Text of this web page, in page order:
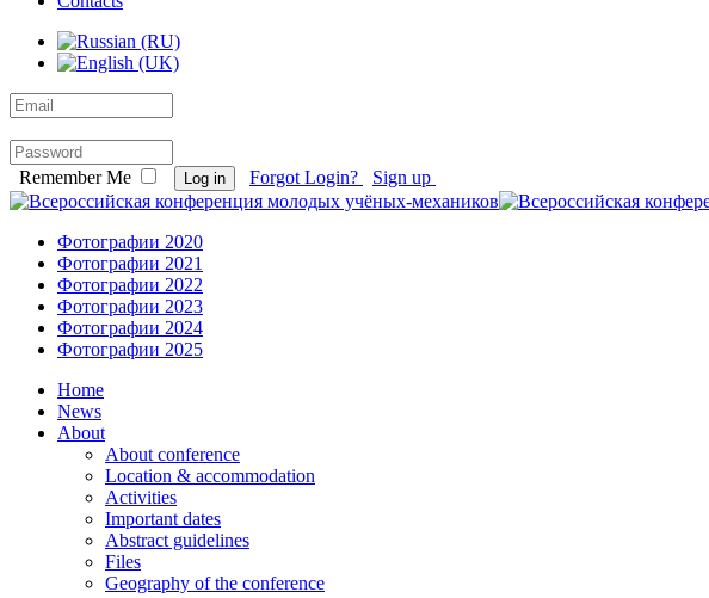
Remember Me Log in Forgot Login? Sign up
Фотографии 2020
Фотографии 2021
Фотографии 2022
Фотографии 2023
Фотографии 2024
Фотографии 2025
Home
News
About
About conference
Location & accommodation
Activities
Important dates
Abstract guidelines
Files
Geography of the conference